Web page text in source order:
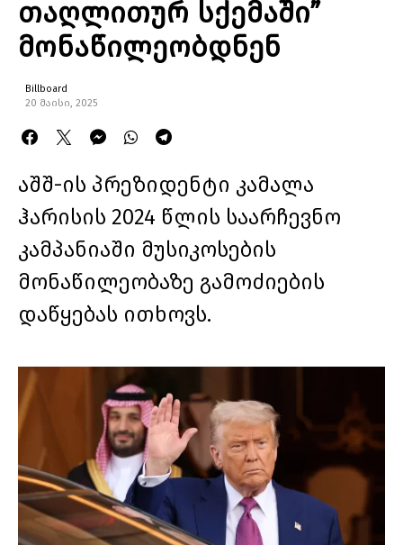
თაღლითურ სქემაში”
მონაწილეობდნენ
Billboard
20 მაისი, 2025
აშშ-ის პრეზიდენტი კამალა
ჰარისის 2024 წლის საარჩევნო
კამპანიაში მუსიკოსების
მონაწილეობაზე გამოძიების
დაწყებას ითხოვს.